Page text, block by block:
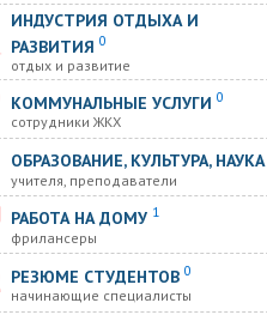
ИНДУСТРИЯ ОТДЫХА И
РАЗВИТИЯ 0
отдых и развитие
КОММУНАЛЬНЫЕ УСЛУГИ 0
сотрудники ЖКХ
ОБРАЗОВАНИЕ, КУЛЬТУРА, НАУКА
учителя, преподаватели
РАБОТА НА ДОМУ 1
фрилансеры
РЕЗЮМЕ СТУДЕНТОВ 0
начинающие специалисты